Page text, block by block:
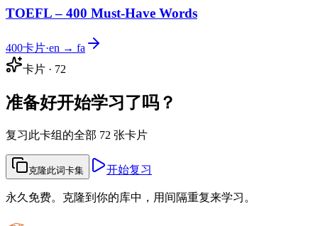
TOEFL – 400 Must-Have Words
400卡片·en → fa
卡片 · 72
准备好开始学习了吗？
复习此卡组的全部 72 张卡片
克隆此词卡集 开始复习
永久免费。克隆到你的库中，用间隔重复来学习。